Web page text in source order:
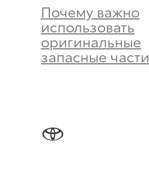
Почему важно
использовать
оригинальные
запасные части